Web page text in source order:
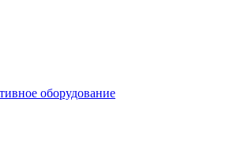
оборудование